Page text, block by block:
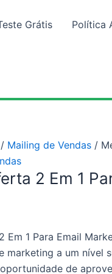
Grátis Política
/ Mailing de Vendas /
2 Em 1
Em 1 Para Email
marketing a um nível
de